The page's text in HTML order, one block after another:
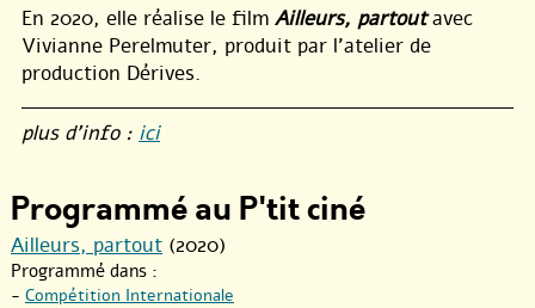
En 2020, elle réalise le film Ailleurs, partout avec
Vivianne Perelmuter, produit par l’atelier de
production Dérives.
plus d’info : ici
Programmé au P'tit ciné
Ailleurs, partout (2020)
Programmé dans :
- Compétition Internationale